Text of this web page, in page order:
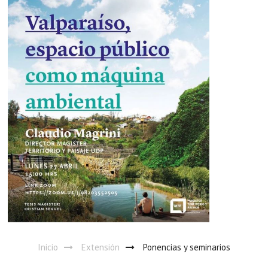
Inicio Extensión Ponencias y seminarios